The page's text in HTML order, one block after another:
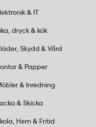
& IT
dryck & kök
Skydd & Vård
& Papper
& Inredning
& Skicka
Hem & Fritid